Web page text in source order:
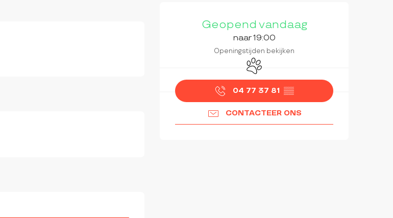
OPENINGSTIJDEN EN
Geopend vandaag
naar 19:00
Openingstijden bekijken
Dieren toegelaten
04 77 37 81 ▒▒
CONTACTEER ONS